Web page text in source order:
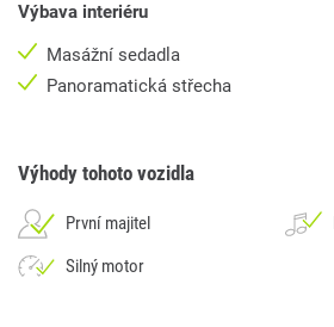
Výbava interiéru
Masážní sedadla
Panoramatická střecha
Výhody tohoto vozidla
První majitel
Silný motor